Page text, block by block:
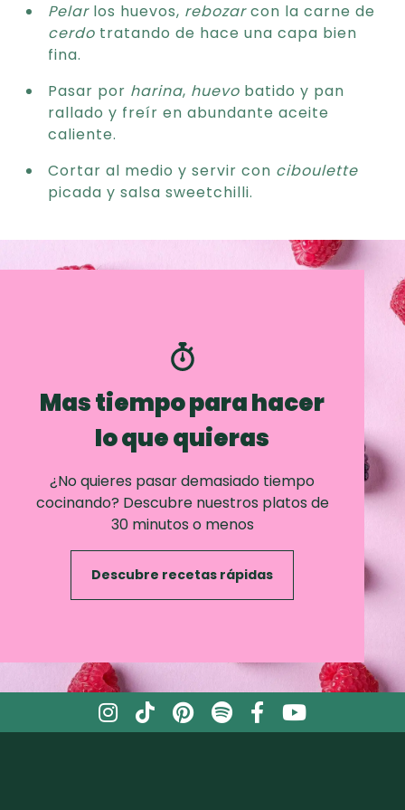
Pelarlos huevos, rebozarcon la carne de
cerdo tratando de hace una capa bien
fina.
Pasar por harina, huevo batido y pan
rallado y freír en abundante aceite
caliente.
Cortar al medio y servir con ciboulette
picada y salsa sweetchilli.
Mas tiempo para hacer
lo que quieras
¿No quieres pasar demasiado tiempo
cocinando? Descubre nuestros platos de
30 minutos o menos
Descubre recetas rápidas